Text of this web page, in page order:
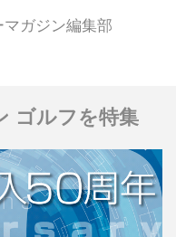
用品量販店や家電量
ト通販などでの販
ガジン編集部
ゴルフを特集